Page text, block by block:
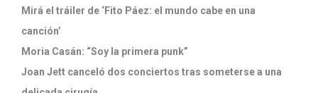
Mirá el tráiler de ‘Fito Páez: el mundo cabe en una
canción’
Moria Casán: “Soy la primera punk”
Joan Jett canceló dos conciertos tras someterse a una